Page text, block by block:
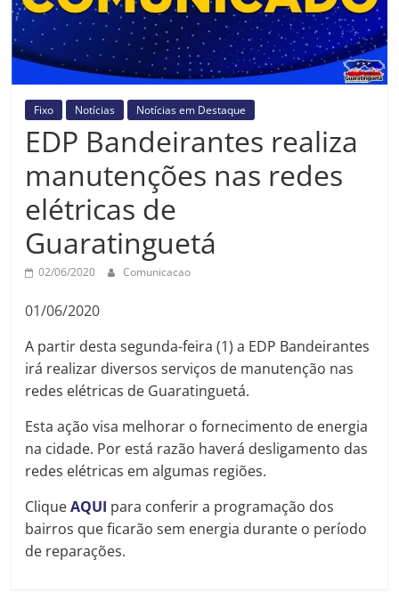
Guaratinguetá
Fixo Notícias Notícias em Destaque
EDP Bandeirantes realiza
manutenções nas redes
elétricas de
Guaratinguetá
02/06/2020 Comunicacao
01/06/2020
A partir desta segunda-feira (1) a EDP Bandeirantes
irá realizar diversos serviços de manutenção nas
redes elétricas de Guaratinguetá.
Esta ação visa melhorar o fornecimento de energia
na cidade. Por está razão haverá desligamento das
redes elétricas em algumas regiões.
CliqueAQUI para conferir a programação dos
bairros que ficarão sem energia durante o período
de reparações.